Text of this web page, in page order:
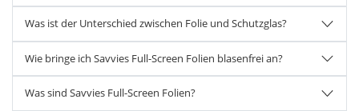
Was ist der Unterschied zwischen Folie und Schutzglas?
Wie bringe ich Savvies Full-Screen Folien blasenfrei an?
Was sind Savvies Full-Screen Folien?